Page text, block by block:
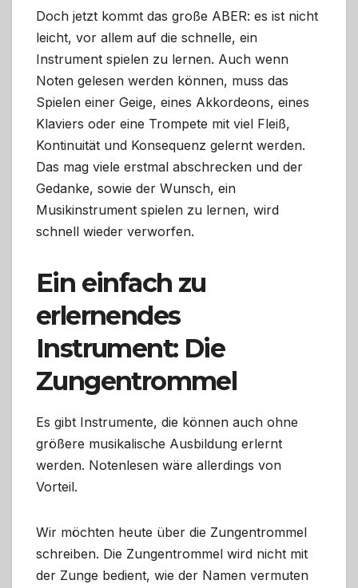
Doch jetzt kommt das große ABER: es ist nicht
leicht, vor allem auf die schnelle, ein
Instrument spielen zu lernen. Auch wenn
Noten gelesen werden können, muss das
Spielen einer Geige, eines Akkordeons, eines
Klaviers oder eine Trompete mit viel Fleiß,
Kontinuität und Konsequenz gelernt werden.
Das mag viele erstmal abschrecken und der
Gedanke, sowie der Wunsch, ein
Musikinstrument spielen zu lernen, wird
schnell wieder verworfen.
Ein einfach zu
erlernendes
Instrument: Die
Zungentrommel
Es gibt Instrumente, die können auch ohne
größere musikalische Ausbildung erlernt
werden. Notenlesen wäre allerdings von
Vorteil.
Wir möchten heute über die Zungentrommel
schreiben. Die Zungentrommel wird nicht mit
der Zunge bedient, wie der Namen vermuten